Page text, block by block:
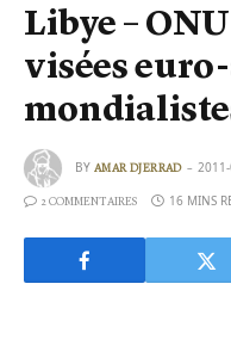
Libye –
visées
BY AMAR DJERRAD
2 COMMENTAIRES 16 MINS